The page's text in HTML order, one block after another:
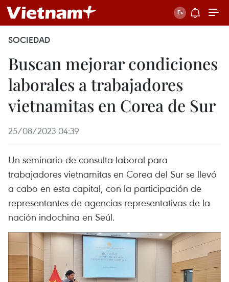
SOCIEDAD
Buscan mejorar condiciones
laborales a trabajadores
vietnamitas en Corea de Sur
25/08/2023 04:39
Un seminario de consulta laboral para
trabajadores vietnamitas en Corea del Sur se llevó
a cabo en esta capital, con la participación de
representantes de agencias representativas de la
nación indochina en Seúl.